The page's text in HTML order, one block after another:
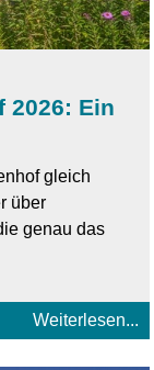
2026: Ein
gleich
über
genau das
Weiterlesen...